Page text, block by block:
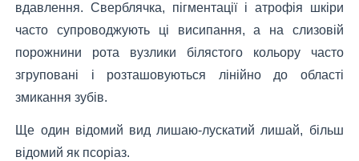
вдавлення. Сверблячка, пігментації і атрофія шкіри
часто супроводжують ці висипання, а на слизовій
порожнини рота вузлики білястого кольору часто
згруповані і розташовуються лінійно до області
змикання зубів.
Ще один відомий вид лишаю-лускатий лишай, більш
відомий як псоріаз.